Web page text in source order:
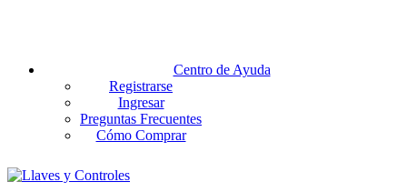
Centro de Ayuda
Registrarse
Ingresar
Preguntas Frecuentes
Cómo Comprar